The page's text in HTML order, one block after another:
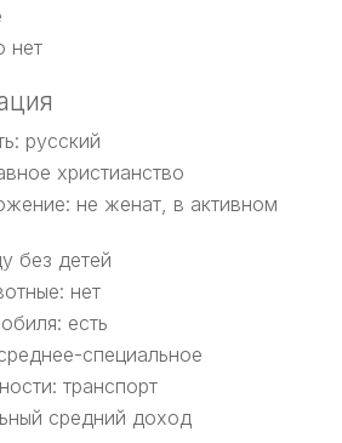
нет
русский
христианство
не женат, в активном
без детей
нет
есть
специальное
транспорт
средний доход